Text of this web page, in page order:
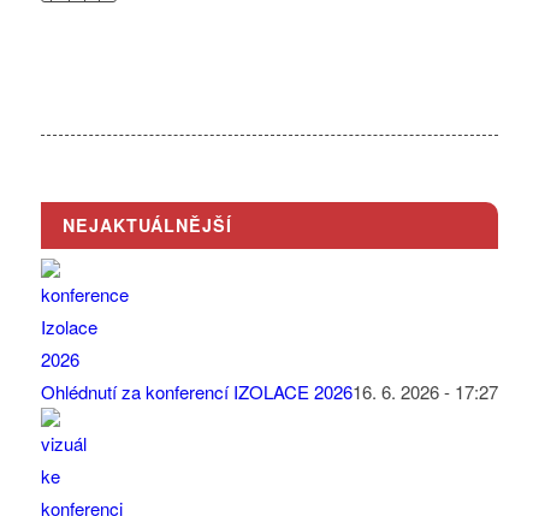
NEJAKTUÁLNĚJŠÍ
Ohlédnutí za konferencí IZOLACE 202616. 6. 2026 - 17:27